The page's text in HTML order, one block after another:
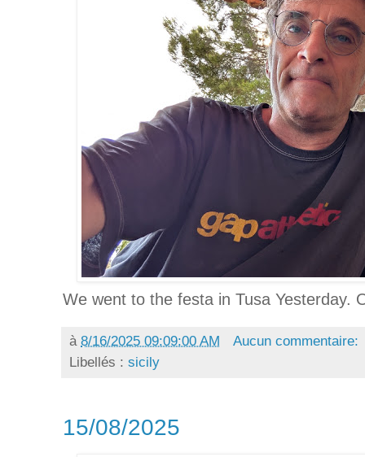
We went to the festa in Tusa Yesterday.
à 8/16/2025 09:09:00 AM
Aucun commentaire:
Libellés : sicily
15/08/2025